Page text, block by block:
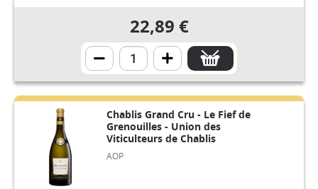
22,89 €
Chablis Grand Cru - Le Fief de
Grenouilles - Union des
Viticulteurs de Chablis
AOP